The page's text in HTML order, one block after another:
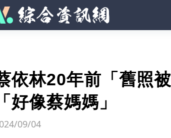
依林20年前「舊照
「好像蔡媽媽」
09/04